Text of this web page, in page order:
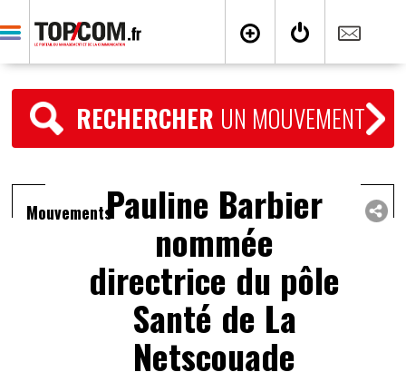
RECHERCHER UN MOUVEMENT
MouvementsPauline Barbier
nommée
directrice du pôle
Santé de La
Netscouade